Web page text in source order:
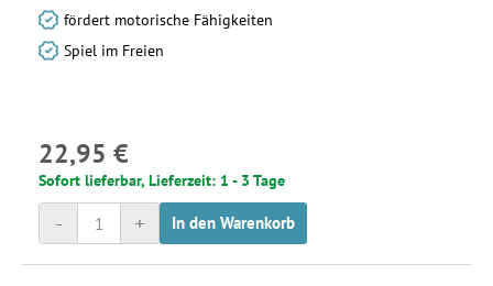
fördert motorische Fähigkeiten
Spiel im Freien
22,95 €
Sofort lieferbar, Lieferzeit: 1 - 3 Tage
+
- In den Warenkorb